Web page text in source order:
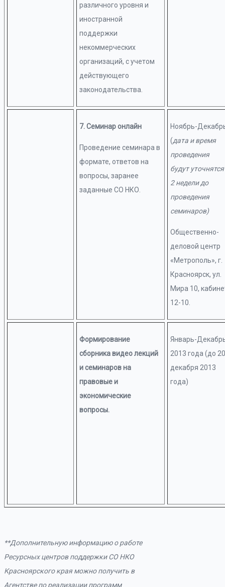
различного уровня и
иностранной
поддержки
некоммерческих
организаций, с учетом
действующего
законодательства.
7. Семинар онлайн
Проведение семинара в
формате, ответов на
вопросы, заранее
заданные СО НКО.
Ноябрь-
(дата и время
проведения
будут
2 недели до
проведения
семинаров)
Общественно-
деловой центр
«Метрополь», г.
Красноярск, ул.
Мира 10,
12-10.
Формирование
сборника видео лекций
и семинаров на
правовые и
экономические
вопросы.
Январь-
2013 года (до 20
декабря 2013
года)
**Дополнительную информацию о работе
Ресурсных центров поддержки СО НКО
Красноярского края можно получить в
Агентстве по реализации программ